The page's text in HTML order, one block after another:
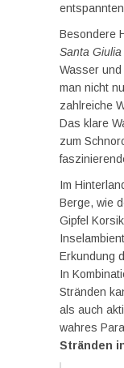
Besondere
Santa Giulia
Wasser
man nicht
zahlreiche
Das klare
zum
Im
Berge, wie
Gipfel
Erkundung
In
Stränden
als auch
wahres
Stränden